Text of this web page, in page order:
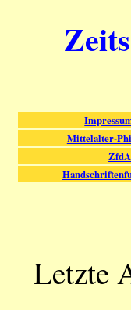
Mittelalter-
Letzte